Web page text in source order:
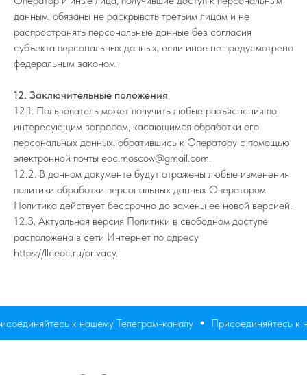
данным, обязаны не раскрывать третьим лицам и не
распространять персональные данные без согласия
субъекта персональных данных, если иное не предусмотрено
федеральным законом.
12. Заключительные положения
12.1. Пользователь может получить любые разъяснения по
интересующим вопросам, касающимся обработки его
персональных данных, обратившись к Оператору с помощью
электронной почты eoc.moscow@gmail.com.
12.2. В данном документе будут отражены любые изменения
политики обработки персональных данных Оператором.
Политика действует бессрочно до замены ее новой версией.
12.3. Актуальная версия Политики в свободном доступе
расположена в сети Интернет по адресу
https://llceoc.ru/privacy.
к нашему Телеграм-каналу Присоединяйтесь к